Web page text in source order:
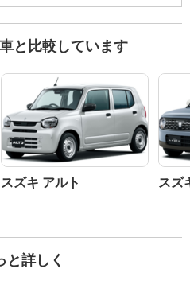
と比較しています
スズキ アルト スズ
と詳しく